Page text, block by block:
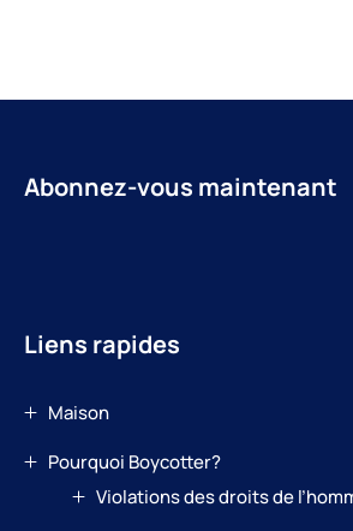
Abonnez-vous maintenant
Liens rapides
Maison
Pourquoi Boycotter?
Violations des droits de